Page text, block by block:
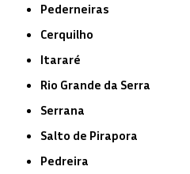
Pederneiras
Cerquilho
Itararé
Rio Grande da Serra
Serrana
Salto de Pirapora
Pedreira